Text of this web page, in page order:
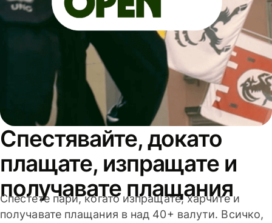
Спестявайте, докато
плащате, изпращате и
получавате плащания
Спестете пари, когато изпращате, харчите и
получавате плащания в над 40+ валути. Всичко,